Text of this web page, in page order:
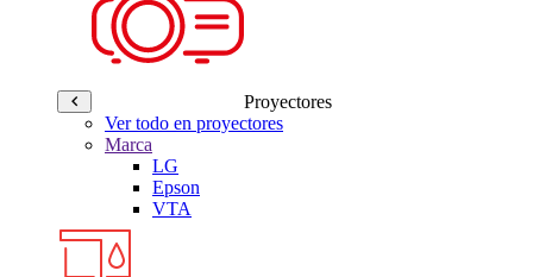
Proyectores
Ver todo en proyectores
Marca
LG
Epson
VTA